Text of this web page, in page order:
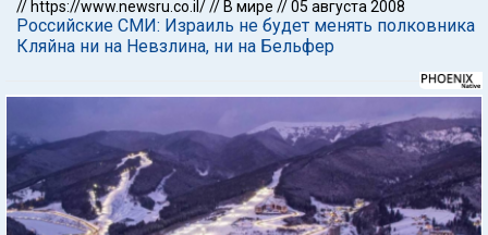
// https://www.newsru.co.il/// В мире //05 августа 2008
Российские СМИ: Израиль не будет менять полковника
Кляйна ни на Невзлина, ни на Бельфер